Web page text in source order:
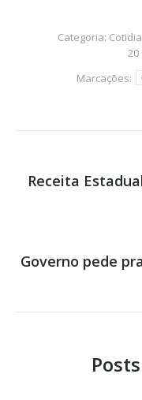
Categoria:
20
Marcações:
de
Receita
Governo pede